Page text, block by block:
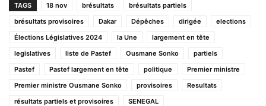
TAGS 18 nov brésultats
brésultats partiels
brésultats provisoires
Dakar Dépêches dirigée
elections
Élections Législatives 2024
la Une
largement en tête
legislatives
liste de Pastef Ousmane Sonko
partiels
Pastef
Pastef largement en tête politique
Premier ministre
Premier ministre Ousmane Sonko
provisoires
Resultats
résultats partiels et provisoires
SENEGAL